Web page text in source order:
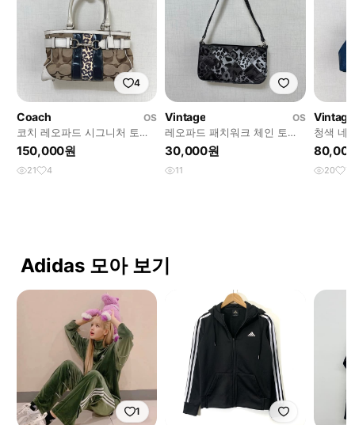
4
Coach
OS
코치 레오파드 시그니처 토트
백 호피 버클 캔버스 아이보리
베이지 블랙
150,000원
21 4
Vintage
OS
레오파드 패치워크 체인 토트
백 갸루 흑백 호피 숄더백 미니
가방
30,000원
11
Vintage
청색 네
더백 실
트백 갸
20 7
Adidas 모아 보기
1